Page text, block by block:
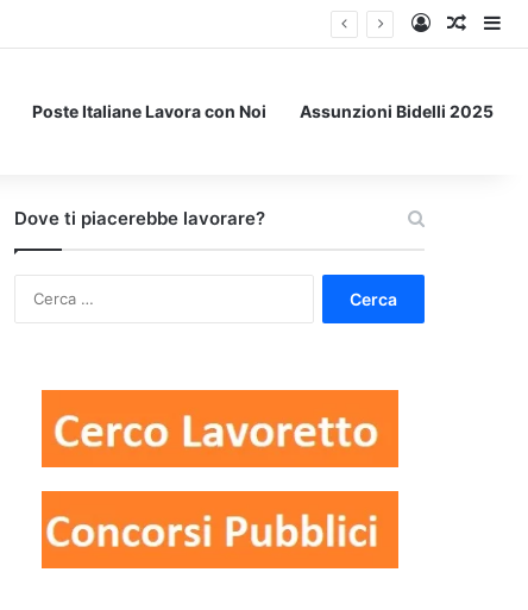
Accedi
Un
Poste Italiane Lavora con Noi Assunzioni Bidelli 2025
Dove ti piacerebbe lavorare?